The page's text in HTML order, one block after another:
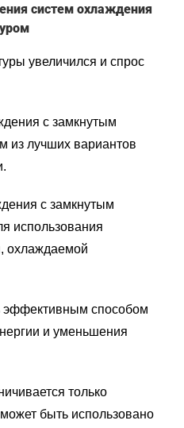
систем охлаждения
увеличился и спрос
с замкнутым
из лучших вариантов
с замкнутым
использования
охлаждаемой
эффективным способом
и уменьшения
только
быть использовано